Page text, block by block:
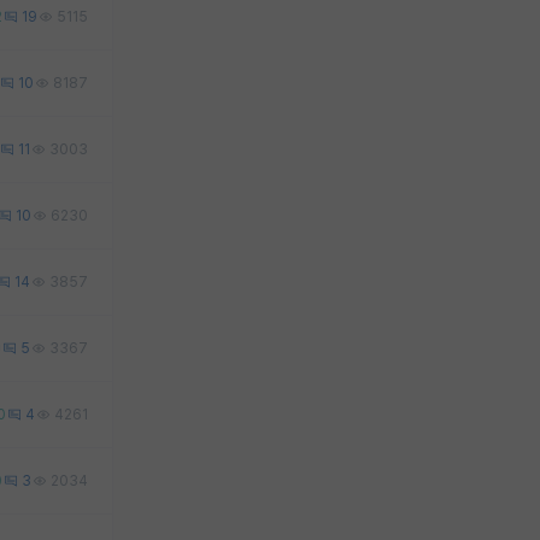
19 5115
10 8187
11 3003
10 6230
14 3857
5 3367
4 4261
3 2034